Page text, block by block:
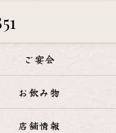
ご宴会
お飲み物
店舗情報